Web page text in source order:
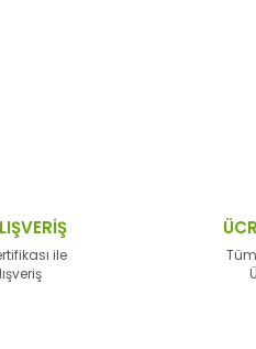
diğer sitelerden daha pahalı.
farklı alternatifler olmalı.
ile